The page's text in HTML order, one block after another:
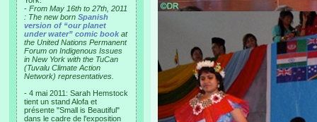
- From May 16th to 27th, 2011
: The new born Spanish
version of “our planet
under water” comic book at
the United Nations Permanent
Forum on Indigenous Issues
in New York with the TuCan
(Tuvalu Climate Action
Network) representatives.
- 4 mai 2011: Sarah Hemstock
tient un stand Alofa et
présente "Small is Beautiful"
dans le cadre de l'exposition